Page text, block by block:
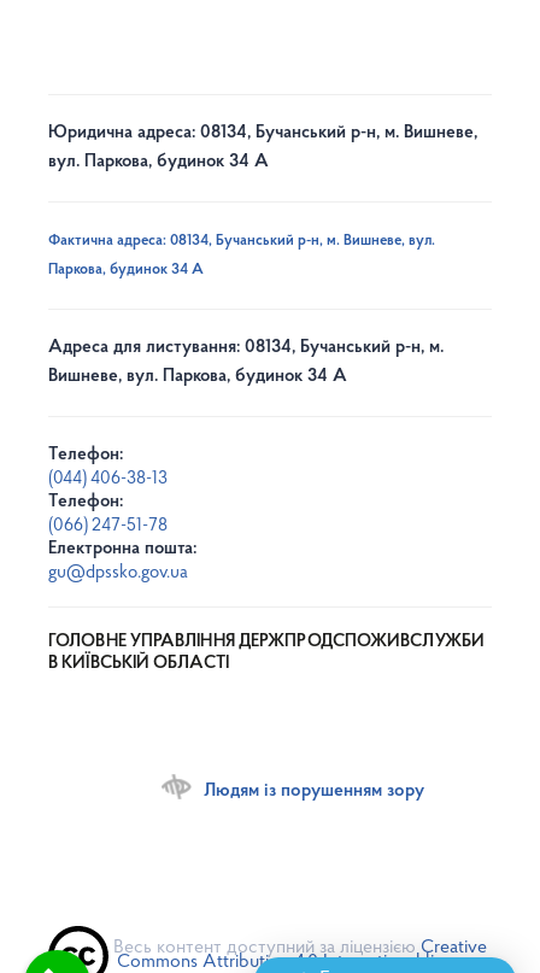
Юридична адреса: 08134, Бучанський р-н, м. Вишневе,
вул. Паркова, будинок 34 А
Фактична адреса: 08134, Бучанський р-н, м. Вишневе, вул.
Паркова, будинок 34 А
Адреса для листування: 08134, Бучанський р-н, м.
Вишневе, вул. Паркова, будинок 34 А
Телефон:
(044) 406-38-13
Телефон:
(066) 247-51-78
Електронна пошта:
gu@dpssko.gov.ua
ГОЛОВНЕ УПРАВЛІННЯ ДЕРЖПРОДСПОЖИВСЛУЖБИ
В КИЇВСЬКІЙ ОБЛАСТІ
Людям із порушенням зору
Весь контент доступний за ліцензією Creative
Commons Attribution 4.0 International license,